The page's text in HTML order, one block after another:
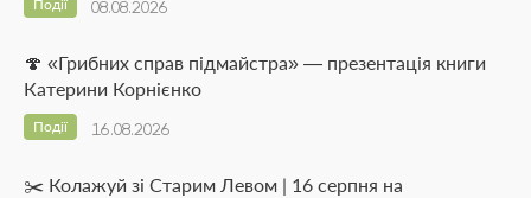
08.08.2026
Події
🍄 «Грибних справ підмайстра» — презентація книги
Катерини Корнієнко
16.08.2026
Події
✂️ Колажуй зі Старим Левом | 16 серпня на